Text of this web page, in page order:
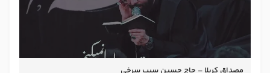
مصداق کربلا – حاج حسین سیب سرخی